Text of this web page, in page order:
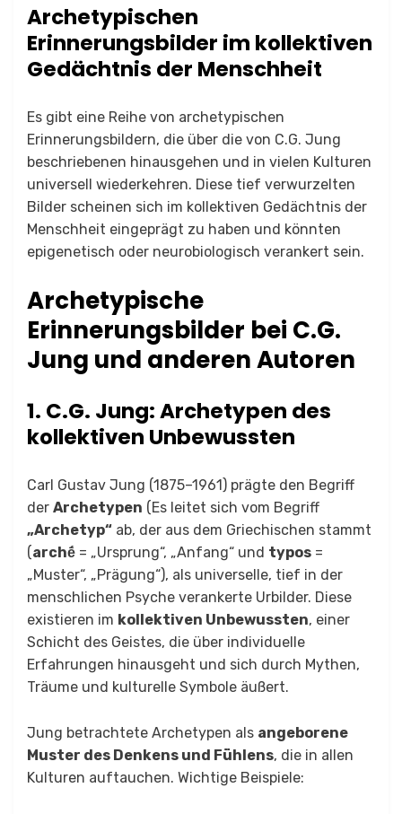
Archetypischen
Erinnerungsbilder im kollektiven
Gedächtnis der Menschheit
Es gibt eine Reihe von archetypischen
Erinnerungsbildern, die über die von C.G. Jung
beschriebenen hinausgehen und in vielen Kulturen
universell wiederkehren. Diese tief verwurzelten
Bilder scheinen sich im kollektiven Gedächtnis der
Menschheit eingeprägt zu haben und könnten
epigenetisch oder neurobiologisch verankert sein.
Archetypische
Erinnerungsbilder bei C.G.
Jung und anderen Autoren
1. C.G. Jung: Archetypen des
kollektiven Unbewussten
Carl Gustav Jung (1875–1961) prägte den Begriff
der Archetypen (Es leitet sich vom Begriff
„Archetyp“ ab, der aus dem Griechischen stammt
(archḗ = „Ursprung“, „Anfang“ und typos =
„Muster“, „Prägung“), als universelle, tief in der
menschlichen Psyche verankerte Urbilder. Diese
existieren im kollektiven Unbewussten, einer
Schicht des Geistes, die über individuelle
Erfahrungen hinausgeht und sich durch Mythen,
Träume und kulturelle Symbole äußert.
Jung betrachtete Archetypen als angeborene
Muster des Denkens und Fühlens, die in allen
Kulturen auftauchen. Wichtige Beispiele: